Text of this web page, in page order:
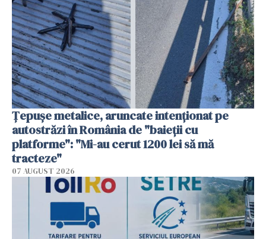
Țepușe metalice, aruncate intenționat pe
autostrăzi în România de "baieții cu
platforme": "Mi-au cerut 1200 lei să mă
tracteze"
07 AUGUST 2026